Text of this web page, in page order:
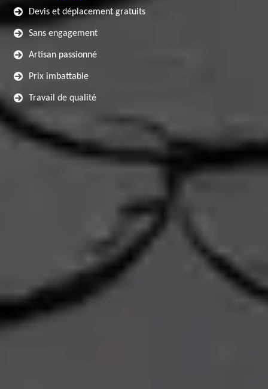
Devis et déplacement gratuits
Sans engagement
Artisan passionné
Prix imbattable
Travail de qualité